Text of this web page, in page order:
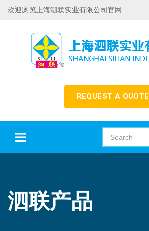
欢迎浏览上海泗联实业有限公司官网
REQUEST A QUOTE
泗联产品